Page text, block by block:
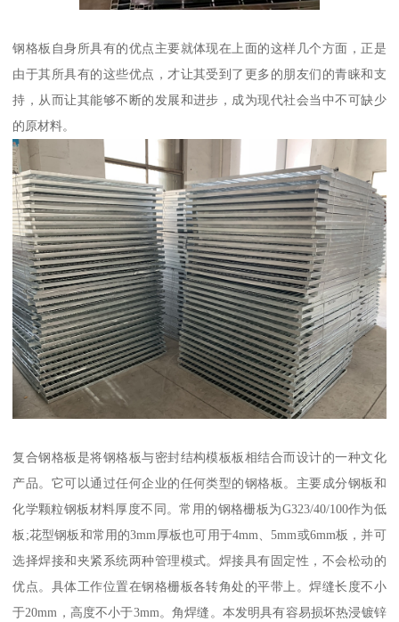
钢格板自身所具有的优点主要就体现在上面的这样几个方面，正是
由于其所具有的这些优点，才让其受到了更多的朋友们的青睐和支
持，从而让其能够不断的发展和进步，成为现代社会当中不可缺少
的原材料。
复合钢格板是将钢格板与密封结构模板板相结合而设计的一种文化
产品。它可以通过任何企业的任何类型的钢格板。主要成分钢板和
化学颗粒钢板材料厚度不同。常用的钢格栅板为G323/40/100作为低
板;花型钢板和常用的3mm厚板也可用于4mm、5mm或6mm板，并可
选择焊接和夹紧系统两种管理模式。焊接具有固定性，不会松动的
优点。具体工作位置在钢格栅板各转角处的平带上。焊缝长度不小
于20mm，高度不小于3mm。角焊缝。本发明具有容易损坏热浸镀锌